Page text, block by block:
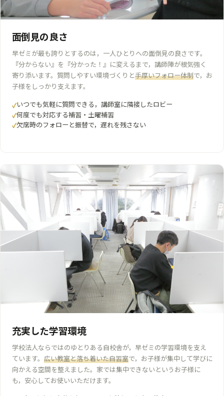
面倒見の良さ
早ゼミが最も誇りとするのは，一人ひとりへの面倒見の良さです。
『分からない』を『分かった！』に変えるまで，講師陣が根気強く
寄り添います。質問しやすい環境づくりと手厚いフォロー体制で，お
子様をしっかり支えます。
いつでも気軽に質問できる，講師室に隣接したロビー
何度でも対応する補習・土曜補習
欠席時のフォローと振替で，遅れを残さない
充実した学習環境
学校法人ならではのゆとりある自校舎が，早ゼミの学習環境を支え
ています。 広い教室と落ち着いた自習室で，お子様が集中して学びに
向かえる空間を整えました。家では集中できないというお子様に
も，安心してお使いいただけます。